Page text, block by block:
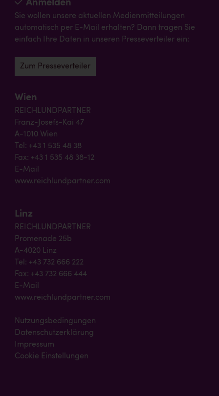
Anmelden
Sie wollen unsere aktuellen Medienmitteilungen
automatisch per E-Mail erhalten? Dann tragen Sie
einfach Ihre Daten in unseren Presseverteiler ein:
Zum Presseverteiler
Wien
REICHLUNDPARTNER
Franz-Josefs-Kai 47
A-1010 Wien
Tel: +43 1 535 48 38
Fax: +43 1 535 48 38-12
E-Mail
www.reichlundpartner.com
Linz
REICHLUNDPARTNER
Promenade 25b
A-4020 Linz
Tel: +43 732 666 222
Fax: +43 732 666 444
E-Mail
www.reichlundpartner.com
Nutzungsbedingungen
Datenschutzerklärung
Impressum
Cookie Einstellungen